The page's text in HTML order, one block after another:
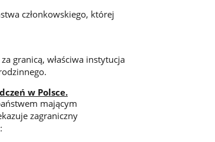
członkowskiego, której
granicą, właściwa instytucja
w Polsce.
mającym
zagraniczny